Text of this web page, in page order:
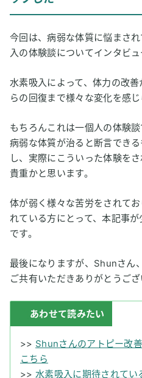
今回は、病弱な体質に悩まさ
入の体験談についてインタビ
水素吸入によって、体力の改
らの回復まで様々な変化を感じ
もちろんこれは一個人の体験
病弱な体質が治ると断言でき
し、実際にこういった体験を
貴重かと思います。
体が弱く様々な苦労をされて
れている方にとって、本記事
です。
最後になりますが、Shunさん
ご共有いただきありがとうござ
あわせて読みたい
>> Shunさんのアトピー改
こちら
>> 水素吸入に期待されてい